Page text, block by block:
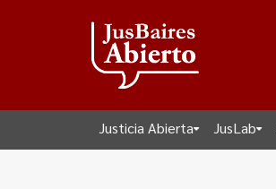
Justicia Abierta JusLab